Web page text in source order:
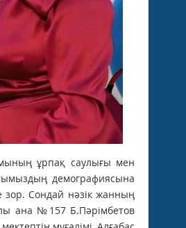
ұрпақ саулығы мен
демографиясына
зор. Сондай нәзік жанның
ана №157 Б.Пәрімбетов